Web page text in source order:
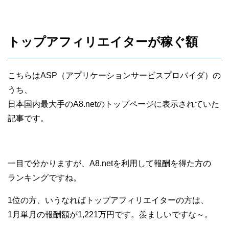
トップアフィリエイターが稼ぐ額
こちらはASP（アプリケーションサービスプロバイダ）の
うち、
日本国内最大手のA8.netのトップページに表示されていた
記事です。
一目で分かりますが、A8.netを利用して報酬を得た方の
ランキングですね。
1位の方、いうなればトップアフィリエイターの方は、
1月単月の報酬額が1,221万円です。羨ましいですな～。